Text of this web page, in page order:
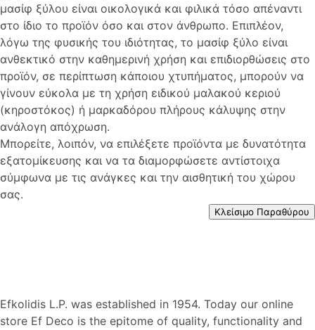
μασίφ ξύλου είναι οικολογικά και φιλικά τόσο απέναντι
στο ίδιο το προϊόν όσο και στον άνθρωπο. Επιπλέον,
λόγω της φυσικής του ιδιότητας, το μασίφ ξύλο είναι
ανθεκτικό στην καθημερινή χρήση και επιδιορθώσεις στο
προϊόν, σε περίπτωση κάποιου χτυπήματος, μπορούν να
γίνουν εύκολα με τη χρήση ειδικού μαλακού κεριού
(κηροστόκος) ή μαρκαδόρου πλήρους κάλυψης στην
ανάλογη απόχρωση.
Μπορείτε, λοιπόν, να επιλέξετε προϊόντα με δυνατότητα
εξατομίκευσης και να τα διαμορφώσετε αντίστοιχα
σύμφωνα με τις ανάγκες και την αισθητική του χώρου
σας.
Κλείσιμο Παραθύρου
Efkolidis L.P. was established in 1954. Today our online
store Ef Deco is the epitome of quality, functionality and